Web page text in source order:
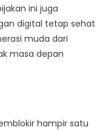
ini juga
digital tetap sehat
muda dari
masa depan
hampir satu